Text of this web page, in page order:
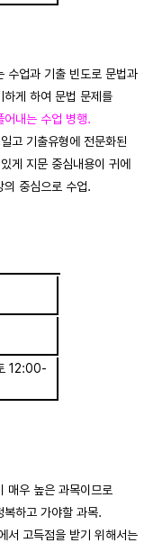
수업과 기출 빈도로 문법과
하게 하여 문법 문제를
어내는 수업 병행.
고 기출유형에 전문화된
게 지문 중심내용이 귀에
의 중심으로 수업.
12:00-
매우 높은 과목이므로
복하고 가야할 과목.
서 고득점을 받기 위해서는